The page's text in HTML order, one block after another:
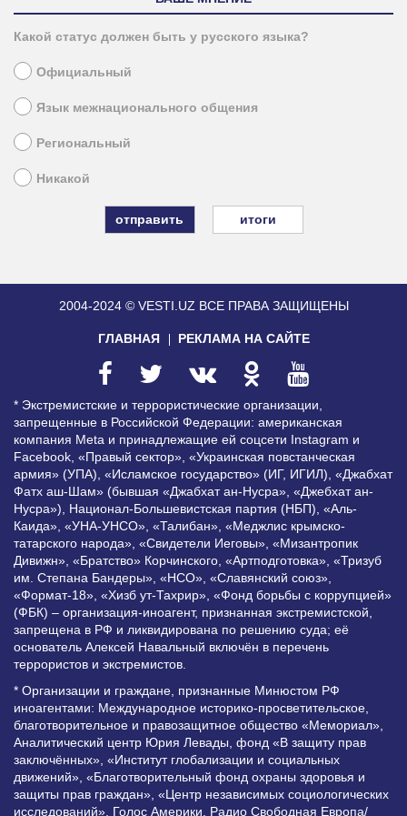
Какой статус должен быть у русского языка?
Официальный
Язык межнационального общения
Региональный
Никакой
итоги
2004-2024 © VESTI.UZ ВСЕ ПРАВА ЗАЩИЩЕНЫ
ГЛАВНАЯ РЕКЛАМА НА САЙТЕ
* Экстремистские и террористические организации,
запрещенные в Российской Федерации: американская
компания Meta и принадлежащие ей соцсети Instagram и
Facebook, «Правый сектор», «Украинская повстанческая
армия» (УПА), «Исламское государство» (ИГ, ИГИЛ), «Джабхат
Фатх аш-Шам» (бывшая «Джабхат ан-Нусра», «Джебхат ан-
Нусра»), Национал-Большевистская партия (НБП), «Аль-
Каида», «УНА-УНСО», «Талибан», «Меджлис крымско-
татарского народа», «Свидетели Иеговы», «Мизантропик
Дивижн», «Братство» Корчинского, «Артподготовка», «Тризуб
им. Степана Бандеры», «НСО», «Славянский союз»,
«Формат-18», «Хизб ут-Тахрир», «Фонд борьбы с коррупцией»
(ФБК) – организация-иноагент, признанная экстремистской,
запрещена в РФ и ликвидирована по решению суда; её
основатель Алексей Навальный включён в перечень
террористов и экстремистов.
* Организации и граждане, признанные Минюстом РФ
иноагентами: Международное историко-просветительское,
благотворительное и правозащитное общество «Мемориал»,
Аналитический центр Юрия Левады, фонд «В защиту прав
заключённых», «Институт глобализации и социальных
движений», «Благотворительный фонд охраны здоровья и
защиты прав граждан», «Центр независимых социологических
исследований», Голос Америки, Радио Свободная Европа/